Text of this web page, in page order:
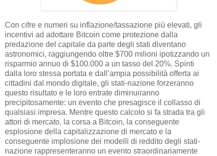
Con cifre e numeri su inflazione/tassazione più elevati, gli
incentivi ad adottare Bitcoin come protezione dalla
predazione del capitale da parte degli stati diventano
astronomici, raggiungendo oltre $700 milioni ipotizzando un
risparmio annuo di $100.000 a un tasso del 20%. Spinti
dalla loro stessa portata e dall’ampia possibilità offerta ai
cittadini dal mondo digitale, gli stati-nazione forzeranno
questo risultato e le loro entrate diminuiranno
precipitosamente: un evento che presagisce il collasso di
qualsiasi impresa. Mentre questo calcolo si fa strada tra gli
attori di mercato, la corsa a Bitcoin, la conseguente
esplosione della capitalizzazione di mercato e la
conseguente implosione dei modelli di reddito degli stati-
nazione rappresenteranno un evento straordinariamente